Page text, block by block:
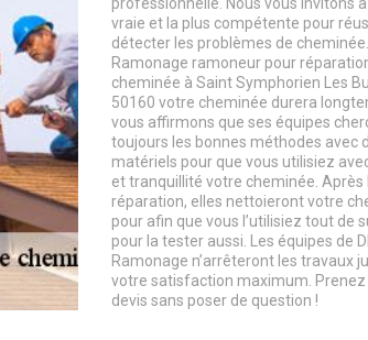
vraie et la plus compétente pour
détecter les problèmes de
Ramonage ramoneur pour
cheminée à Saint Symphorien Les
50160 votre cheminée durera
vous affirmons que ses équipes
toujours les bonnes méthodes avec
matériels pour que vous utilisiez
et tranquillité votre cheminée. Après
réparation, elles nettoieront votre
pour afin que vous l’utilisiez tout de
pour la tester aussi. Les équipes de
Ramonage n’arrêteront les travaux
votre satisfaction maximum. Prenez
devis sans poser de question !